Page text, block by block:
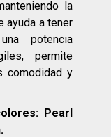
la
ayuda a tener
potencia
permite
comodidad y
Pearl